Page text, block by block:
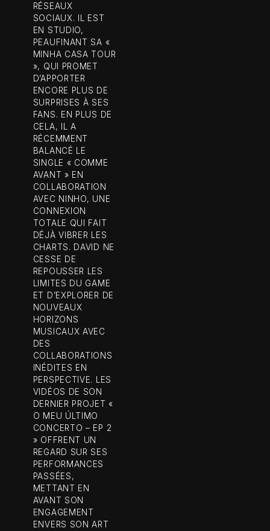
RÉSEAUX
SOCIAUX. IL EST
EN STUDIO,
PEAUFINANT SA «
MINHA CASA TOUR
», QUI PROMET
D’APPORTER
ENCORE PLUS DE
SURPRISES À SES
FANS. EN PLUS DE
CELA, IL A
RÉCEMMENT
BALANCÉ LE
SINGLE « COMME
AVANT » EN
COLLABORATION
AVEC NINHO, UNE
CONNEXION
TOTALE QUI FAIT
DÉJÀ VIBRER LES
CHARTS. DAVID NE
CESSE DE
REPOUSSER LES
LIMITES DU GAME
ET D’EXPLORER DE
NOUVEAUX
HORIZONS
MUSICAUX AVEC
DES
COLLABORATIONS
INÉDITES EN
PERSPECTIVE. LES
VIDÉOS DE SON
DERNIER PROJET «
O MEU ÚLTIMO
CONCERTO – EP 2
» OFFRENT UN
REGARD SUR SES
PERFORMANCES
PASSÉES,
METTANT EN
AVANT SON
ENGAGEMENT
ENVERS SON ART